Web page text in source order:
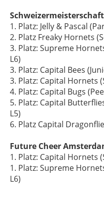
1. Platz: Jelly & Pascal
2. Platz Freaky Hornets
3. Platz: Supreme
L6)
3. Platz: Capital Bees
3. Platz: Capital Hornets
4. Platz: Capital Bugs
5. Platz: Capital
L5)
6. Platz Capital
Future Cheer
1. Platz: Capital Hornets
1. Platz: Supreme
L6)